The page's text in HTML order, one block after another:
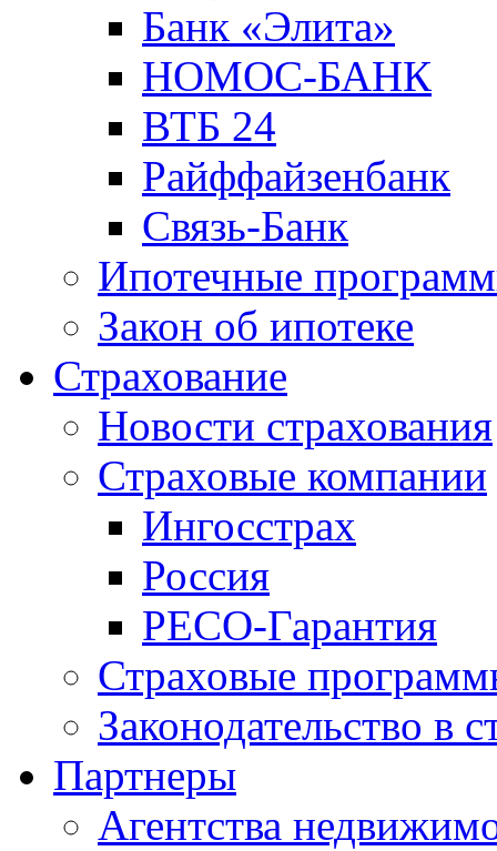
Банк «Элита»
НОМОС-БАНК
ВТБ 24
Райффайзенбанк
Связь-Банк
Ипотечные
Закон об ипотеке
Страхование
Новости страхования
Страховые компании
Ингосстрах
Россия
РЕСО-Гарантия
Страховые
Законодательство в
Партнеры
Агентства